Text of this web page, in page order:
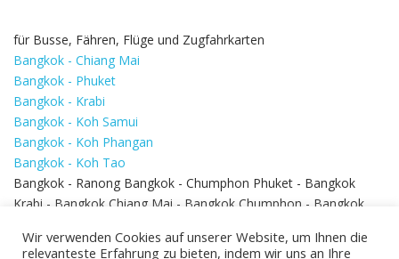
für Busse, Fähren, Flüge und Zugfahrkarten
Bangkok - Chiang Mai
Bangkok - Phuket
Bangkok - Krabi
Bangkok - Koh Samui
Bangkok - Koh Phangan
Bangkok - Koh Tao
Bangkok - Ranong Bangkok - Chumphon Phuket - Bangkok
Krabi - Bangkok Chiang Mai - Bangkok Chumphon - Bangkok
Bangkok - Hua Hin
Wir verwenden Cookies auf unserer Website, um Ihnen die
relevanteste Erfahrung zu bieten, indem wir uns an Ihre